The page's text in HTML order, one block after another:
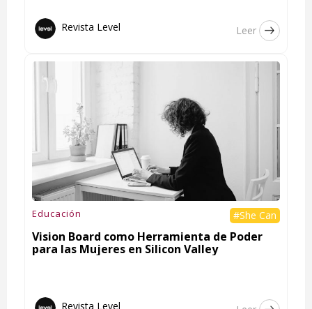
Revista Level Leer
Educación #She Can
Vision Board como Herramienta de Poder
para las Mujeres en Silicon Valley
Revista Level